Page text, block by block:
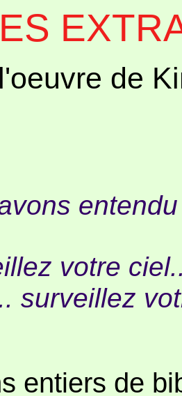
de
votre
surveillez
entiers de